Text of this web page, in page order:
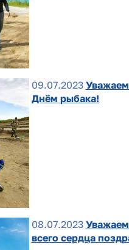
09.07.2023
Днём рыбака!
08.07.2023
всего сердца